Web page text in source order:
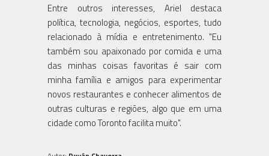
Entre outros interesses, Ariel destaca
política, tecnologia, negócios, esportes, tudo
relacionado à mídia e entretenimento. "Eu
também sou apaixonado por comida e uma
das minhas coisas favoritas é sair com
minha família e amigos para experimentar
novos restaurantes e conhecer alimentos de
outras culturas e regiões, algo que em uma
cidade como Toronto facilita muito".